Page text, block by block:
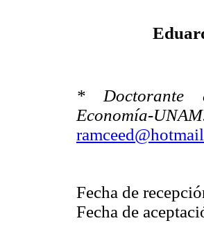
* Doctorante
Economía-
Fecha de
Fecha de